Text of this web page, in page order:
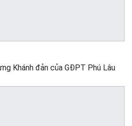
Khánh đản của GĐPT Phú Lâu